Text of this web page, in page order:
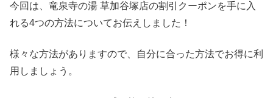
今回は、竜泉寺の湯 草加谷塚店の割引クーポンを手に入
れる4つの方法についてお伝えしました！
様々な方法がありますので、自分に合った方法でお得に利
用しましょう。